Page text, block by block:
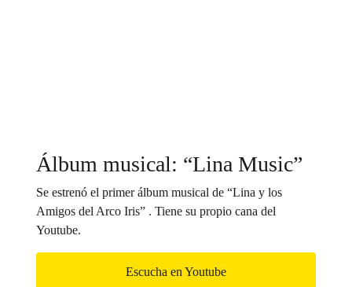
Álbum musical: “Lina Music”
Se estrenó el primer álbum musical de “Lina y los
Amigos del Arco Iris” . Tiene su propio cana del
Youtube.
Escucha en Youtube